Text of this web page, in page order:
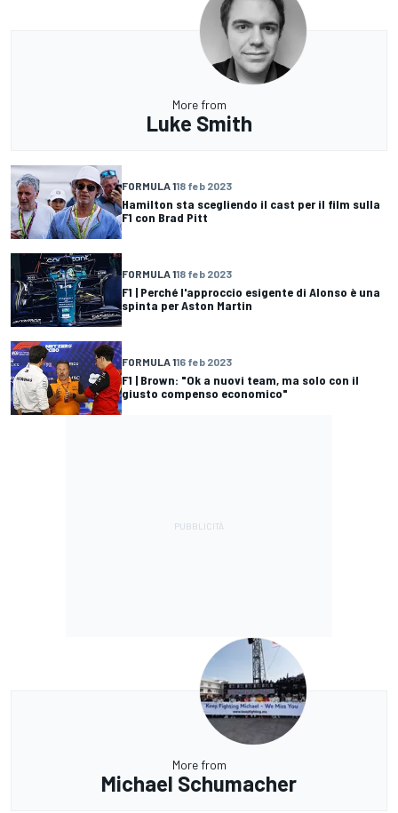
More from
Luke Smith
FORMULA 118 feb 2023
Hamilton sta scegliendo il cast per il film sulla
F1 con Brad Pitt
FORMULA 118 feb 2023
F1 | Perché l'approccio esigente di Alonso è una
spinta per Aston Martin
FORMULA 116 feb 2023
F1 | Brown: "Ok a nuovi team, ma solo con il
giusto compenso economico"
More from
Michael Schumacher